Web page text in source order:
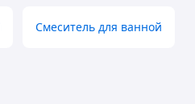
Смеситель для ванной